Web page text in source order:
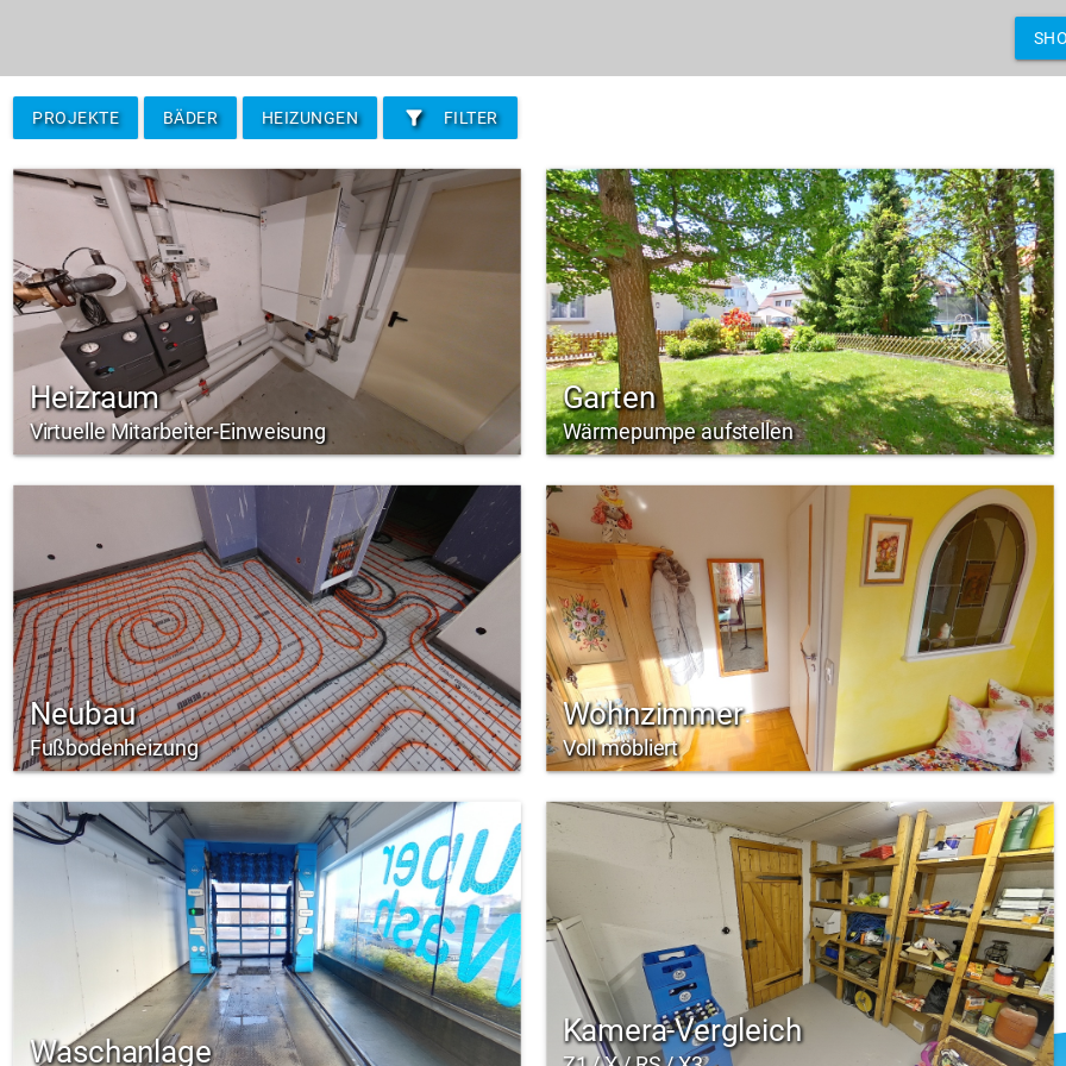
PROJEKTE BÄDER HEIZUNGEN filter_alt FILTER
Heizraum
Virtuelle Mitarbeiter-Einweisung
Garten
Wärmepumpe aufstellen
Neubau
Fußbodenheizung
Wohnzimmer
Voll möbliert
Waschanlage
Kamera-Vergleich